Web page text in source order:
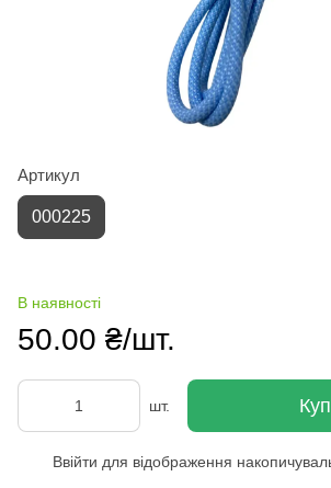
Артикул
000225
В наявності
50.00 ₴/шт.
шт.
Ввійти для відображення